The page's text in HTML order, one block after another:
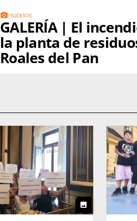
photo_camera SUCESOS
GALERÍA | El
la planta de
Roales del Pan
photo